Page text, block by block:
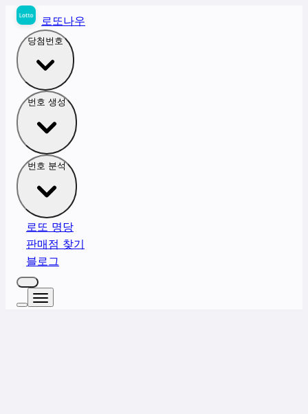
로또나우
당첨번호
번호 생성
번호 분석
로또 명당
판매점 찾기
블로그